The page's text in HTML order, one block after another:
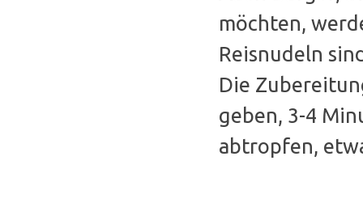
möchten,
Reisnudeln
Die
geben, 3-4
abtropfen,